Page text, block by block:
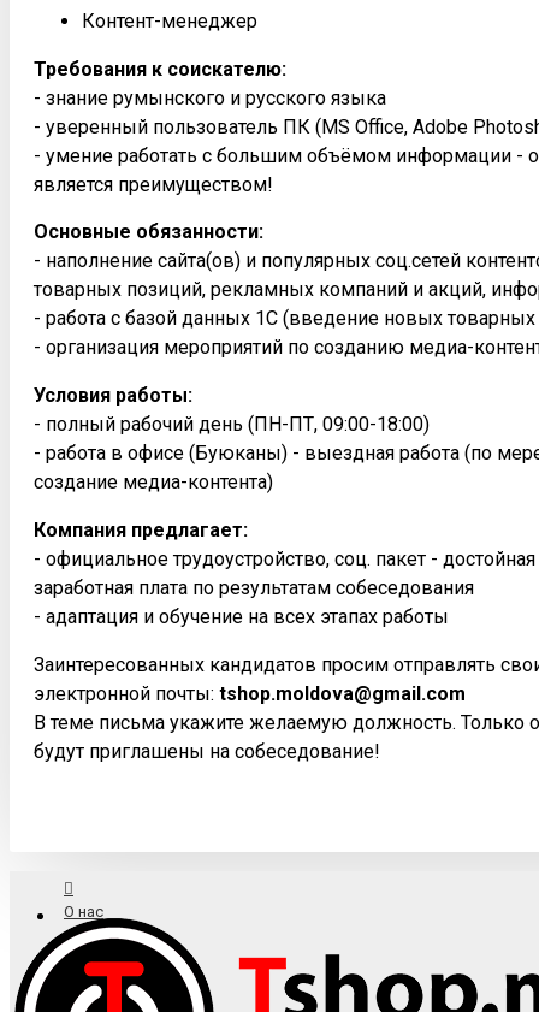
Контент-менеджер
Требования к соискателю:
- знание румынского и русского языка
- уверенный пользователь ПК (MS Office, Adobe
- умение работать с большим объёмом информации -
является преимуществом!
Основные обязанности:
- наполнение сайта(ов) и популярных соц.сетей
товарных позиций, рекламных компаний и акций,
- работа с базой данных 1С (введение новых
- организация мероприятий по созданию медиа-
Условия работы:
- полный рабочий день (ПН-ПТ, 09:00-18:00)
- работа в офисе (Буюканы) - выездная работа (по
создание медиа-контента)
Компания предлагает:
- официальное трудоустройство, соц. пакет -
заработная плата по результатам собеседования
- адаптация и обучение на всех этапах работы
Заинтересованных кандидатов просим отправлять
электронной почты: tshop.moldova@gmail.com
В теме письма укажите желаемую должность. Только
будут приглашены на собеседование!
О нас
Доставка